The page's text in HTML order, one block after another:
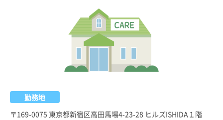
勤務地
〒169-0075 東京都新宿区高田馬場4-23-28 ヒルズISHIDA１階